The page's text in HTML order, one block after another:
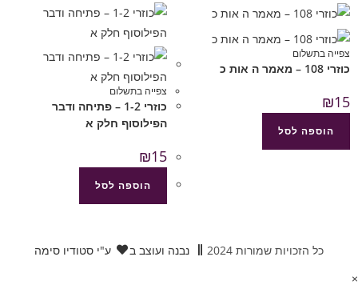
צפייה בתשלום
כוזרי 108 – מאמר ה אות כ
₪15
הוספה לסל
צפייה בתשלום
כוזרי 1-2 – פתיחה ודבר
הפילוסוף חלק א
₪15
הוספה לסל
כל הזכויות שמורות 2024 נבנה ועוצב ב
ע"י סטודיו סימה
×